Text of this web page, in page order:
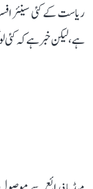
ریاست کے کئی سینئر
ہے، لیکن خبر ہے کہ